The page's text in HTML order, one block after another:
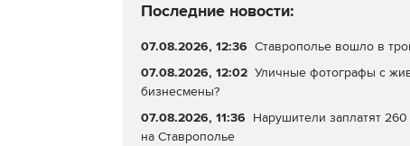
Последние новости:
07.08.2026, 12:36 Ставрополье вошло в
07.08.2026, 12:02 Уличные фотографы с
бизнесмены?
07.08.2026, 11:36 Нарушители заплатят
на Ставрополье